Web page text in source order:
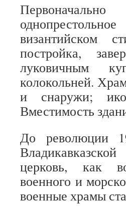
византийском
постройка,
луковичным
колокольней.
и снаружи;
Вместимость
До революции
церковь, как
военного и
военные храмы